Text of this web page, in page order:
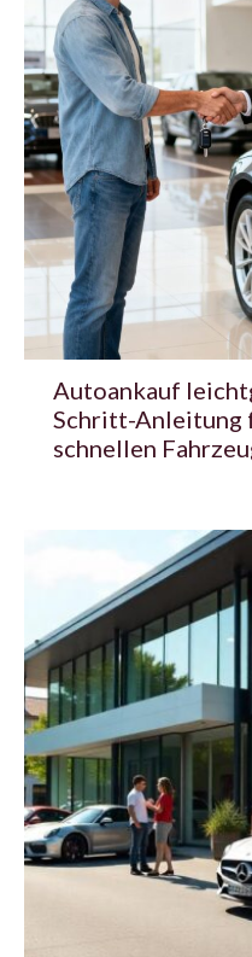
Autoankauf
Schritt-Anleitung
schnellen